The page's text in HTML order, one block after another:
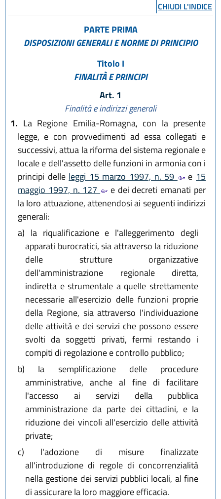
L.R. 24 marzo 2004 n. 6
L.R. 14 aprile 2004 n. 7
L.R. 28 luglio 2004 n. 17
L.R. 23 dicembre 2004 n. 26
L.R. 17 febbraio 2005 n. 6
L.R. 27 luglio 2005 n. 14
L.R. 28 luglio 2006 n. 13
L.R. 30 ottobre 2008 n. 19
L.R. 30 novembre 2009 n. 23
L.R. 22 dicembre 2009 n. 24
L.R. 12 febbraio 2010 n. 4
L.R. 13 dicembre 2011 n. 20
L.R. 20 aprile 2012 n. 3
L.R. 30 giugno 2014 n. 8
L.R. 24 luglio 2014 n. 22
L.R. 30 luglio 2015, n. 13
L.R. 29 dicembre 2015, n. 22
L.R. 30 maggio 2016, n. 9
L.R. 18 luglio 2017, n. 15
L.R. 18 luglio 2017, n. 16
L.R. 27 luglio 2018, n. 11
L.R. 27 dicembre 2018, n. 24
L.R. 1 agosto 2019, n. 17
CHIUDI L'INDICE
PARTE PRIMA
DISPOSIZIONI GENERALI E NORME DI PRINCIPIO
Titolo I
FINALITÀ E PRINCIPI
Art. 1
Finalità e indirizzi generali
1. La Regione Emilia-Romagna, con la presente
legge, e con provvedimenti ad essa collegati e
successivi, attua la riforma del sistema regionale e
locale e dell'assetto delle funzioni in armonia con i
principi delle leggi 15 marzo 1997, n. 59 e 15
maggio 1997, n. 127
e dei decreti emanati per
la loro attuazione, attenendosi ai seguenti indirizzi
generali:
a) la riqualificazione e l'alleggerimento degli
apparati burocratici, sia attraverso la riduzione
delle strutture organizzative
dell'amministrazione regionale diretta,
indiretta e strumentale a quelle strettamente
necessarie all'esercizio delle funzioni proprie
della Regione, sia attraverso l'individuazione
delle attività e dei servizi che possono essere
svolti da soggetti privati, fermi restando i
compiti di regolazione e controllo pubblico;
b) la semplificazione delle procedure
amministrative, anche al fine di facilitare
l'accesso ai servizi della pubblica
amministrazione da parte dei cittadini, e la
riduzione dei vincoli all'esercizio delle attività
private;
c) l'adozione di misure finalizzate
all'introduzione di regole di concorrenzialità
nella gestione dei servizi pubblici locali, al fine
di assicurare la loro maggiore efficacia.